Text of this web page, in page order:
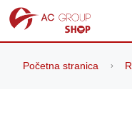
Početna stranica